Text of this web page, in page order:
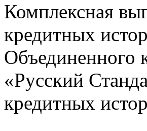
Комплексная
кредитных
Объединенного
«Русский
кредитных